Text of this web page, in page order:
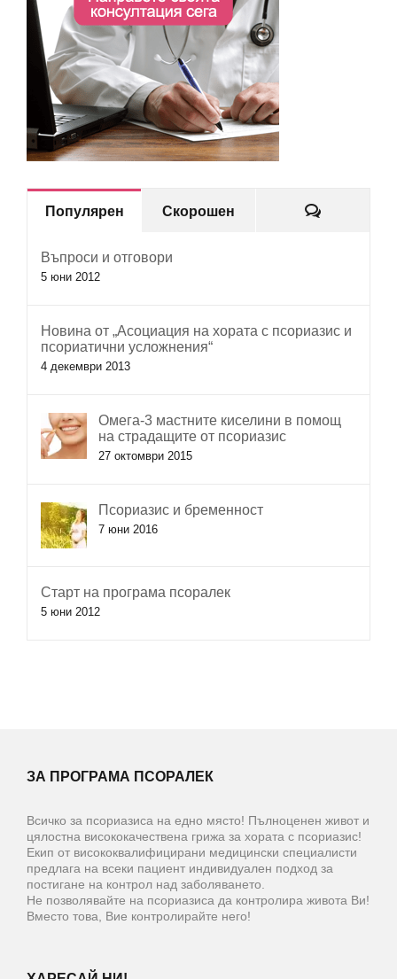
Популярен Скорошен Коментари
Въпроси и отговори
5 юни 2012
Новина от „Асоциация на хората с псориазис и
псориатични усложнения“
4 декември 2013
Омега-3 мастните киселини в помощ
на страдащите от псориазис
27 октомври 2015
Псориазис и бременност
7 юни 2016
Старт на програма псоралек
5 юни 2012
ЗА ПРОГРАМА ПСОРАЛЕК
Всичко за псориазиса на едно място! Пълноценен живот и
цялостна висококачествена грижа за хората с псориазис!
Екип от висококвалифицирани медицински специалисти
предлага на всеки пациент индивидуален подход за
постигане на контрол над заболяването.
Не позволявайте на псориазиса да контролира живота Ви!
Вместо това, Вие контролирайте него!